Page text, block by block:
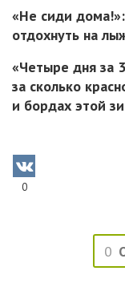
«Не сиди
отдохнуть на
«Четыре дня за
за сколько
и бордах этой
0
0